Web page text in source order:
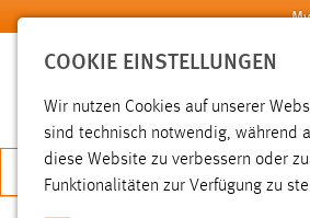
Zum Hauptinhalt springen
JETZT
COOKIE EINSTELLUNGEN
Wir nutzen Cookies auf unserer
sind technisch notwendig, während
diese Website zu verbessern oder
Funktionalitäten zur Verfügung zu